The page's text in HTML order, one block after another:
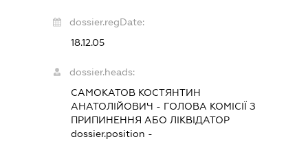
dossier.regDate:
18.12.05
dossier.heads:
САМОКАТОВ КОСТЯНТИН
АНАТОЛІЙОВИЧ - ГОЛОВА КОМІСІЇ З
ПРИПИНЕННЯ АБО ЛІКВІДАТОР
dossier.position -